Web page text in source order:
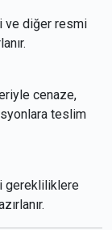
ve diğer resmi
cenaze,
teslim
gerekliliklere